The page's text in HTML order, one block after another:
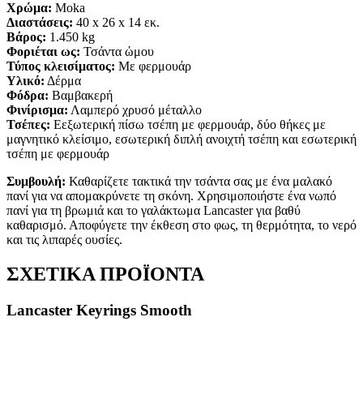
Χρώμα: Moka
Διαστάσεις: 40 x 26 x 14 εκ.
Βάρος: 1.450 kg
Φοριέται ως: Τσάντα ώμου
Τύπος κλεισίματος: Με φερμουάρ
Υλικό: Δέρμα
Φόδρα: Βαμβακερή
Φινίρισμα: Λαμπερό χρυσό μέταλλο
Τσέπες: Εεξωτερική πίσω τσέπη με φερμουάρ, δύο θήκες με
μαγνητικό κλείσιμο, εσωτερική διπλή ανοιχτή τσέπη και εσωτερική
τσέπη με φερμουάρ
Συμβουλή: Καθαρίζετε τακτικά την τσάντα σας με ένα μαλακό
πανί για να απομακρύνετε τη σκόνη. Χρησιμοποιήστε ένα νωπό
πανί για τη βρωμιά και το γαλάκτωμα Lancaster για βαθύ
καθαρισμό. Αποφύγετε την έκθεση στο φως, τη θερμότητα, το νερό
και τις λιπαρές ουσίες.
ΣΧΕΤΙΚΑ ΠΡΟΪΟΝΤΑ
Lancaster Keyrings Smooth